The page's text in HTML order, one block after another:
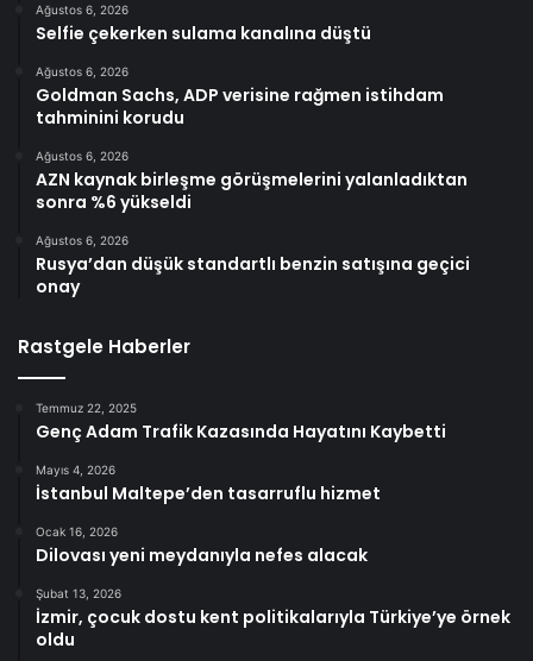
Ağustos 6, 2026
Selfie çekerken sulama kanalına düştü
Ağustos 6, 2026
Goldman Sachs, ADP verisine rağmen istihdam
tahminini korudu
Ağustos 6, 2026
AZN kaynak birleşme görüşmelerini yalanladıktan
sonra %6 yükseldi
Ağustos 6, 2026
Rusya’dan düşük standartlı benzin satışına geçici
onay
Rastgele Haberler
Temmuz 22, 2025
Genç Adam Trafik Kazasında Hayatını Kaybetti
Mayıs 4, 2026
İstanbul Maltepe’den tasarruflu hizmet
Ocak 16, 2026
Dilovası yeni meydanıyla nefes alacak
Şubat 13, 2026
İzmir, çocuk dostu kent politikalarıyla Türkiye’ye örnek
oldu